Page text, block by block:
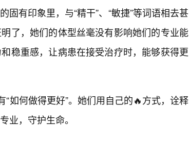
固有印象里，与“精干”、“敏捷”等词语相去甚
了，她们的体型丝毫没有影响她们的专业能
稳重感，让病患在接受治疗时，能够获得更
“如何做得更好”。她们用自己的🔥方式，诠释
，守护生命。